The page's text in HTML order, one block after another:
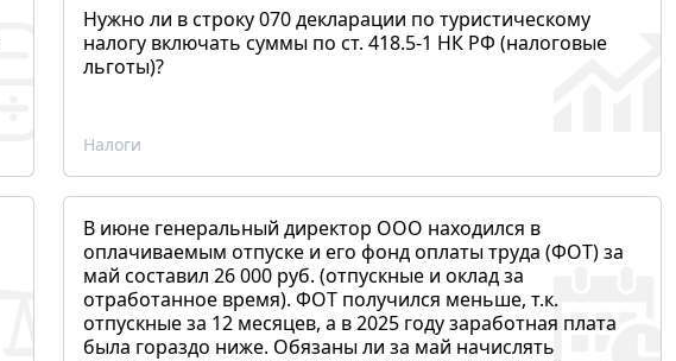
Нужно ли в строку 070 декларации по туристическому
налогу включать суммы по ст. 418.5-1 НК РФ (налоговые
льготы)?
Налоги
В июне генеральный директор ООО находился в
оплачиваемым отпуске и его фонд оплаты труда (ФОТ) за
май составил 26 000 руб. (отпускные и оклад за
отработанное время). ФОТ получился меньше, т.к.
отпускные за 12 месяцев, а в 2025 году заработная плата
была гораздо ниже. Обязаны ли за май начислять